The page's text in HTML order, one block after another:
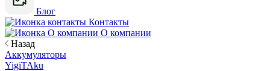
Блог
Контакты
О компании
Назад
Аккумуляторы
YigiTAku